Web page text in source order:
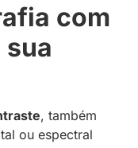
com
, também
ou espectral